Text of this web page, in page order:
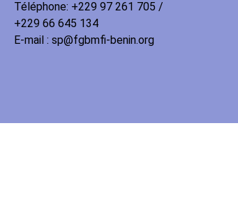
Téléphone: +229 97 261 705 /
+229 66 645 134
E-mail : sp@fgbmfi-benin.org